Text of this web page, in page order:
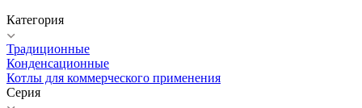
Категория
Традиционные
Конденсационные
Котлы для коммерческого применения
Серия